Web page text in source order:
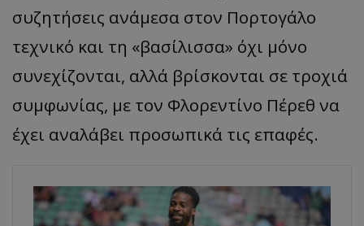
συζητήσεις ανάμεσα στον Πορτογάλο
τεχνικό και τη «βασίλισσα» όχι μόνο
συνεχίζονται, αλλά βρίσκονται σε τροχιά
συμφωνίας, με τον Φλορεντίνο Πέρεθ να
έχει αναλάβει προσωπικά τις επαφές.